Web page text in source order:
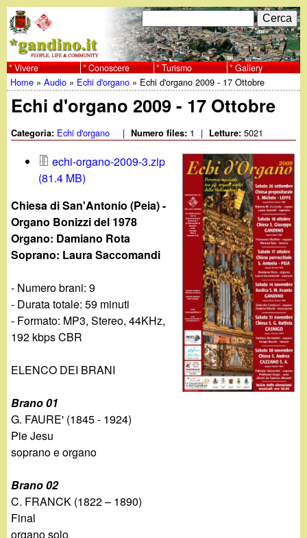
al
contenuto
principale
w
w
w
g
a
n
d
i
n
o
.
i
t
F
o
r
m
d
i
c
C
e
r
c
a
Vivere Conoscere Turismo Gallery
Tu
sei
qui
Home »Audio » Echi d'organo » Echi d'organo 2009 - 17 Ottobre
Echi d'organo 2009 - 17 Ottobre
Categoria: Echi d'organo | Numero files: 1 | Letture:5021
echi-organo-2009-3.zip
(81.4 MB)
Chiesa di San'Antonio (Peia) -
Organo Bonizzi del 1978
Organo: Damiano Rota
Soprano: Laura Saccomandi
- Numero brani: 9
- Durata totale: 59 minuti
- Formato: MP3, Stereo, 44KHz,
192 kbps CBR
ELENCO DEI BRANI
Brano 01
G. FAURE' (1845 - 1924)
Pie Jesu
soprano e organo
Brano 02
C. FRANCK (1822 – 1890)
Final
organo solo